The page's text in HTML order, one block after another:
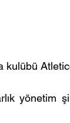
yönetim